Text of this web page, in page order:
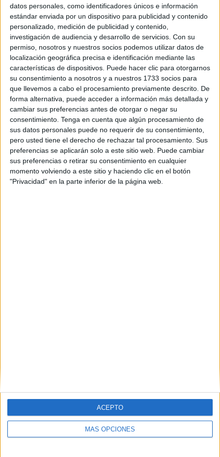
datos personales, como identificadores únicos e información
estándar enviada por un dispositivo para publicidad y contenido
personalizado, medición de publicidad y contenido,
investigación de audiencia y desarrollo de servicios. Con su
permiso, nosotros y nuestros socios podemos utilizar datos de
localización geográfica precisa e identificación mediante las
características de dispositivos. Puede hacer clic para otorgarnos
su consentimiento a nosotros y a nuestros 1733 socios para
que llevemos a cabo el procesamiento previamente descrito. De
forma alternativa, puede acceder a información más detallada y
cambiar sus preferencias antes de otorgar o negar su
consentimiento. Tenga en cuenta que algún procesamiento de
sus datos personales puede no requerir de su consentimiento,
pero usted tiene el derecho de rechazar tal procesamiento. Sus
preferencias se aplicarán solo a este sitio web. Puede cambiar
sus preferencias o retirar su consentimiento en cualquier
momento volviendo a este sitio y haciendo clic en el botón
"Privacidad" en la parte inferior de la página web.
MÁS OPCIONES
ACEPTO
hospital, al imam Adil Mohamed y al político
Mustafa Mizziam
POR CARMEN ECHARRI 29/06/2026 9
Ceuta acoge la I Edición del Torneo de Ajedrez
'Jaque Veraniego'
POR JUAN ZALDÍVAR 28/06/2026 0
Samira Mhamdi, campeona de España en
2.000 obstáculos máster
POR JUAN ZALDÍVAR 28/06/2026 1
Marina Cantón, Reina de las Fiestas
Patronales 2026
POR DIEGO NARANJO 26/06/2026 0
Junior Report premia el talento periodístico
del IES Abyla en Ceuta